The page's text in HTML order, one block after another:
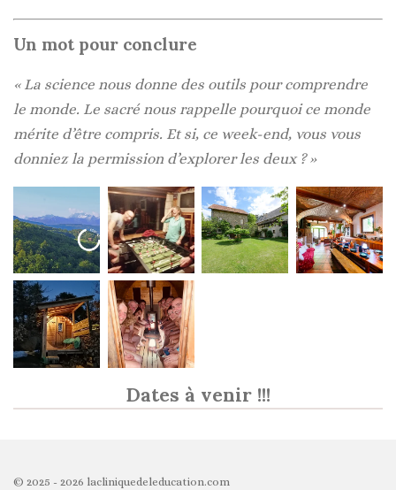
Un mot pour conclure
« La science nous donne des outils pour comprendre
le monde. Le sacré nous rappelle pourquoi ce monde
mérite d’être compris. Et si, ce week-end, vous vous
donniez la permission d’explorer les deux ? »
Dates à venir !!!
© 2025 - 2026 lacliniquedeleducation.com